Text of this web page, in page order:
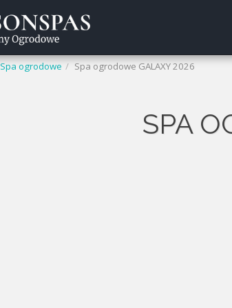
Spa ogrodowe Spa ogrodowe GALAXY 2026
SPA